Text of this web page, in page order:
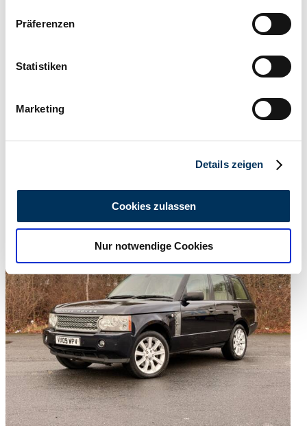
Informationen über Ihre geografische Lage
können
bestimmten Merkmalen (Fingerprinting) identifizieren
Erfahren Sie mehr darüber, wie Ihre persönlichen Daten
analysieren. Außerdem geben wir Informationen zu Ihrer
Verwendung unserer Website an unsere Partner für
soziale Medien, Werbung und Analysen weiter. Unsere
Partner führen diese Informationen möglicherweise mit
weiteren Daten zusammen, die Sie ihnen bereitgestellt
haben oder die sie im Rahmen Ihrer Nutzung der Dienste
gesammelt haben.Datenschutzerklärung
Präferenzen
Statistiken
Marketing
Details zeigen
Cookies zulassen
Nur notwendige Cookies
Händler